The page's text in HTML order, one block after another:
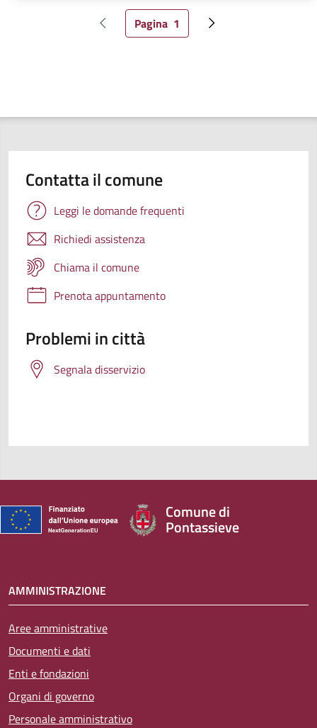
Pagina precedente
Pagina attuale
Pagina 1 Pagina successiva
Contatta il comune
Leggi le domande frequenti
Richiedi assistenza
Chiama il comune
Prenota appuntamento
Problemi in città
Segnala disservizio
Comune di
Pontassieve
AMMINISTRAZIONE
Aree amministrative
Documenti e dati
Enti e fondazioni
Organi di governo
Personale amministrativo